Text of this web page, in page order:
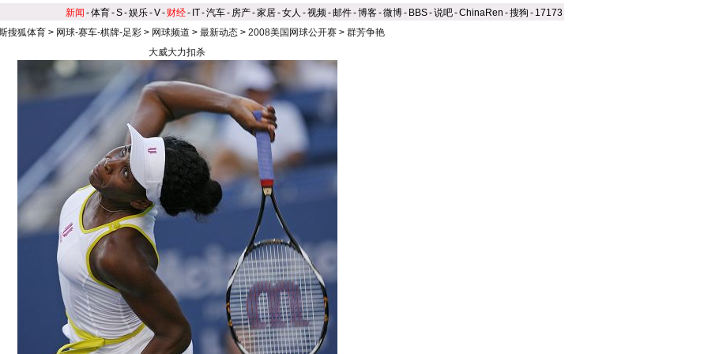
新闻 -体育-S-娱乐-V- 财经- IT-汽车- 房产-家居-女人 -视频-邮件-博客-微博- BBS-说吧-ChinaRen -搜狗 - 17173
搜狐体育> 网球-赛车-棋牌-足彩> 网球频道 > 最新动态> 2008美国网球公开赛> 群芳争艳
大威大力扣杀